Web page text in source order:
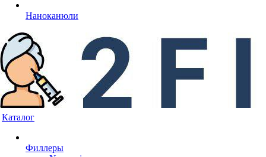
Наноканюли
Каталог
Филлеры